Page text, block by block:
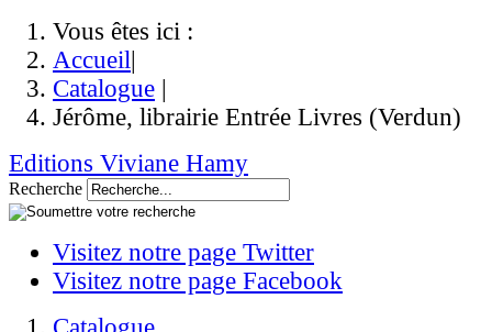
Vous êtes ici :
Accueil|
Catalogue |
Jérôme, librairie Entrée Livres (Verdun)
Editions Viviane Hamy
Recherche
Visitez notre page Twitter
Visitez notre page Facebook